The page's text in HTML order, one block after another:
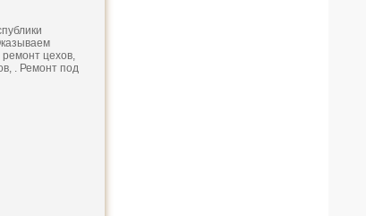
цехов,
. Ремонт под